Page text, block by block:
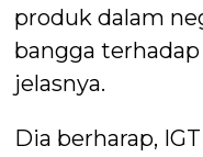
produk dalam
bangga terhadap
jelasnya.
Dia berharap,